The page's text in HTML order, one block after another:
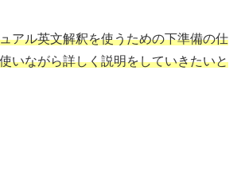
アル英文解釈を使うための下準備の仕
いながら詳しく説明をしていきたいと